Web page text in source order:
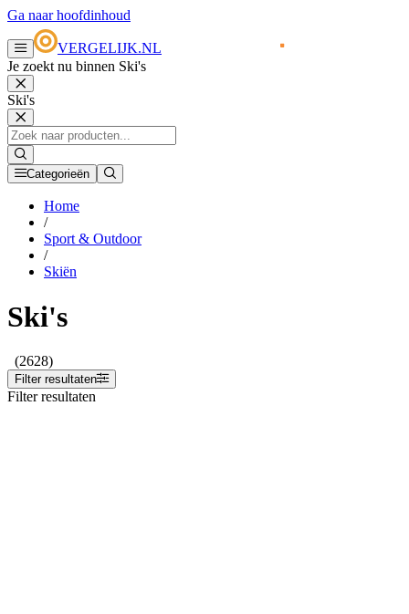
Ga naar hoofdinhoud
VERGELIJK.NL
Je zoekt nu binnen Ski's
Ski's
Categorieën
Home
/
Sport & Outdoor
/
Skiën
Ski's
(2628)
Filter resultaten
Filter resultaten